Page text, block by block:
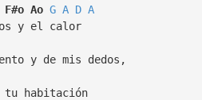
F#o Ao G A D A
y el calor
y de mis dedos,
habitación